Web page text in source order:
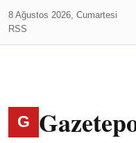
8 Ağustos 2026, Cumartesi
RSS
G